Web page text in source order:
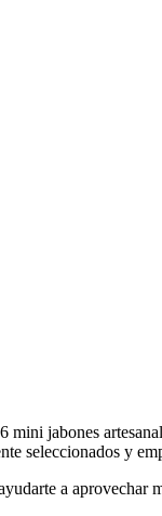
mini jabones
seleccionados y
a